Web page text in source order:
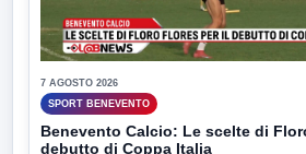
7 AGOSTO 2026
SPORT BENEVENTO
Benevento Calcio: Le scelte di
debutto di Coppa Italia